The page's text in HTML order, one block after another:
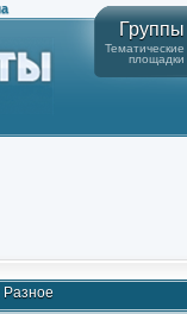
Группы
Тематические
площадки
Разное